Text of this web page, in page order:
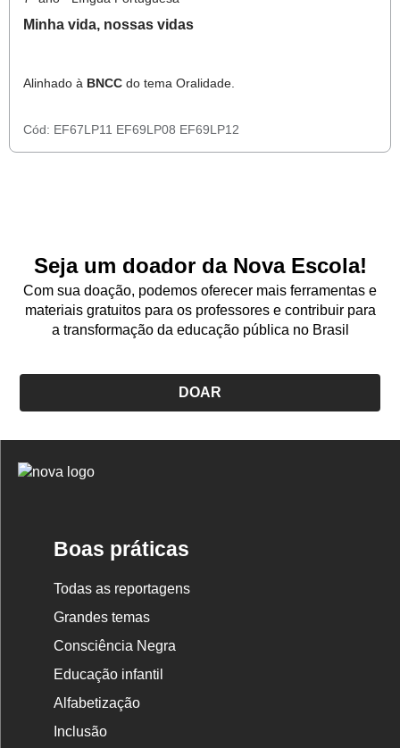
Minha vida, nossas vidas
Alinhado à BNCC do tema Oralidade.
Cód: EF67LP11 EF69LP08 EF69LP12
Seja um doador da Nova Escola!
Com sua doação, podemos oferecer mais ferramentas e
materiais gratuitos para os professores e contribuir para
a transformação da educação pública no Brasil
DOAR
Logo
Boas práticas
Todas as reportagens
Grandes temas
Consciência Negra
Educação infantil
Alfabetização
Inclusão